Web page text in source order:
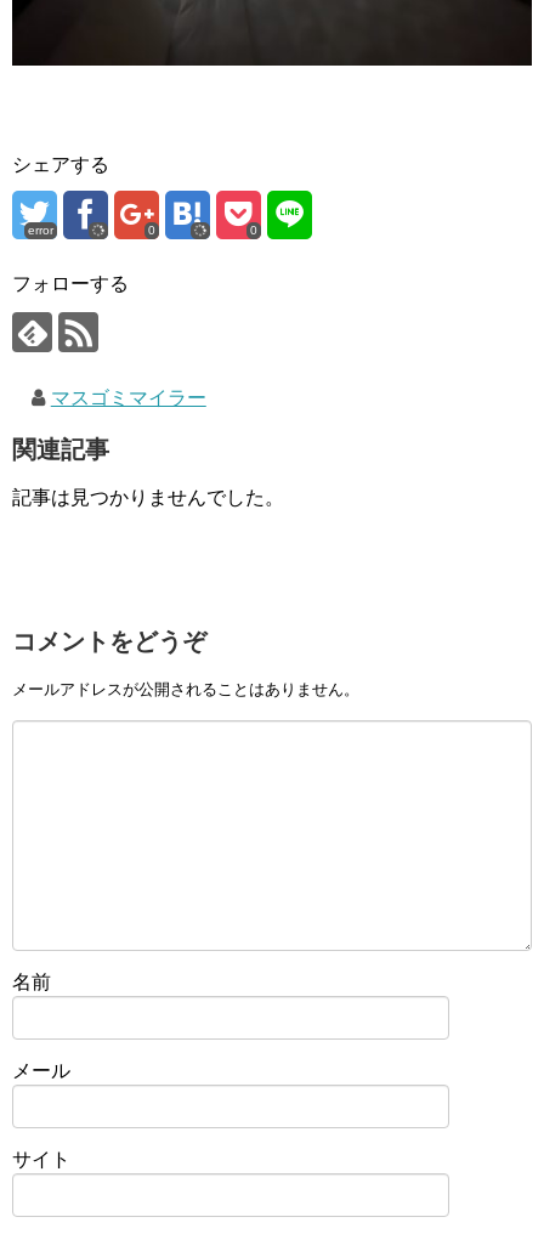
シェアする
error 0 0
フォローする
マスゴミマイラー
関連記事
記事は見つかりませんでした。
コメントをどうぞ
メールアドレスが公開されることはありません。
名前
メール
サイト